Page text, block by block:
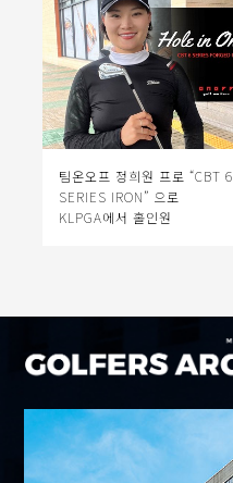
팀온오프 정희원 프로 “CBT 6
SERIES IRON” 으로
KLPGA에서 홀인원